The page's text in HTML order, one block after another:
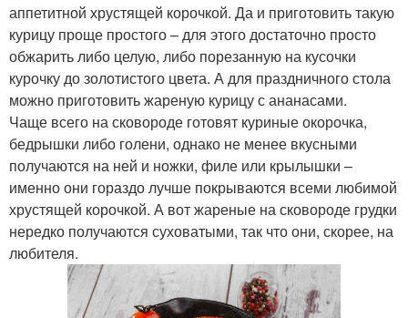
аппетитной хрустящей корочкой. Да и приготовить такую
курицу проще простого – для этого достаточно просто
обжарить либо целую, либо порезанную на кусочки
курочку до золотистого цвета. А для праздничного стола
можно приготовить жареную курицу с ананасами.
Чаще всего на сковороде готовят куриные окорочка,
бедрышки либо голени, однако не менее вкусными
получаются на ней и ножки, филе или крылышки –
именно они гораздо лучше покрываются всеми любимой
хрустящей корочкой. А вот жареные на сковороде грудки
нередко получаются суховатыми, так что они, скорее, на
любителя.